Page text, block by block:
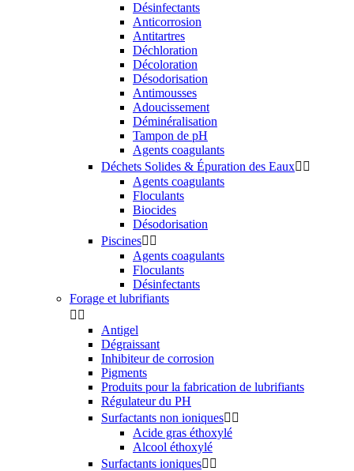
Désinfectants
Anticorrosion
Antitartres
Déchloration
Décoloration
Désodorisation
Antimousses
Adoucissement
Déminéralisation
Tampon de pH
Agents coagulants
Déchets Solides & Épuration des Eaux 
Agents coagulants
Floculants
Biocides
Désodorisation
Piscines 
Agents coagulants
Floculants
Désinfectants
Forage et lubrifiants
 
Antigel
Dégraissant
Inhibiteur de corrosion
Pigments
Produits pour la fabrication de lubrifiants
Régulateur du PH
Surfactants non ioniques 
Acide gras éthoxylé
Alcool éthoxylé
Surfactants ioniques 